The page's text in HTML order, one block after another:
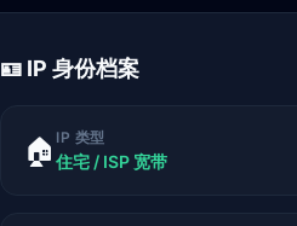
🪪 IP 身份档案
🏠 IP 类型
住宅 / ISP 宽带